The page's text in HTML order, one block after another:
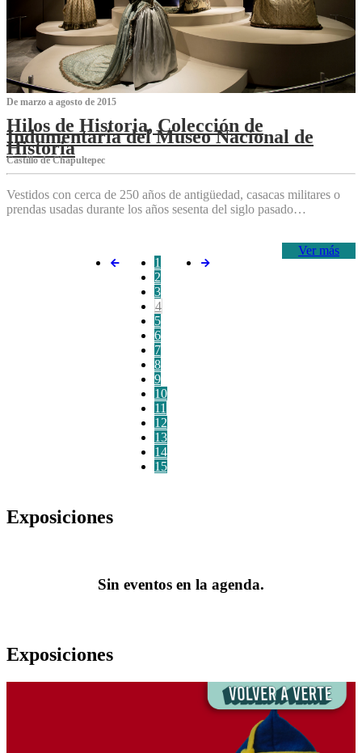
De marzo a agosto de 2015
Hilos de Historia, Colección de
Indumentaria del Museo Nacional de
Historia
Castillo de Chapultepec
Vestidos con cerca de 250 años de antigüedad, casacas militares o
prendas usadas durante los años sesenta del siglo pasado…
Ver más
1
2
3
4
5
6
7
8
9
10
11
12
13
14
15
Exposiciones
Sin eventos en la agenda.
Exposiciones